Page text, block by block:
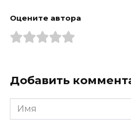
Оцените автора
Добавить
Имя
*